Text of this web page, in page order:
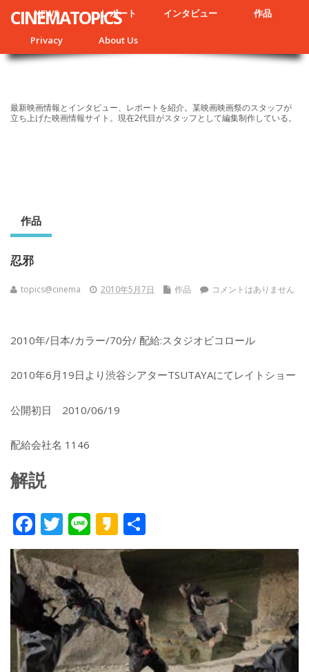
NEWS レポート インタビュー 作品
Privacy About Us
CINEMATOPICS
最新映画情報とインタビュー、レポートを紹介。某映画映画祭のスタッフが
立ち上げた映画情報サイト。現在2代目がスタッフとして編集制作している。
作品
忍邪
topics@cinema 2010年5月7日 作品 コメントはありません
2010年/日本/カラー/70分/ 配給:スタジオビコロール
2010年6月19日より渋谷シアターTSUTAYAにてレイトショー
公開初日 2010/06/19
配給会社名 1146
解説
F
ac
e
b
o
o
k
T
w
itt
er
Li
n
e
K
a
k
a
o
有